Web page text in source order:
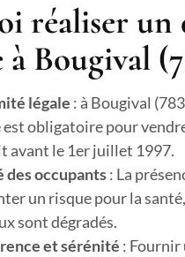
réaliser un
Bougival
légale : à Bougival
obligatoire pour
avant le 1er juillet 1997.
des occupants: La
un risque pour la
sont dégradés.
et sérénité : Fournir